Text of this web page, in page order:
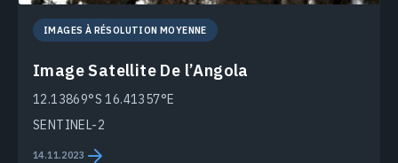
IMAGES À RÉSOLUTION MOYENNE
Image Satellite De l’Angola
12.13869°S 16.41357°E
SENTINEL-2
14.11.2023